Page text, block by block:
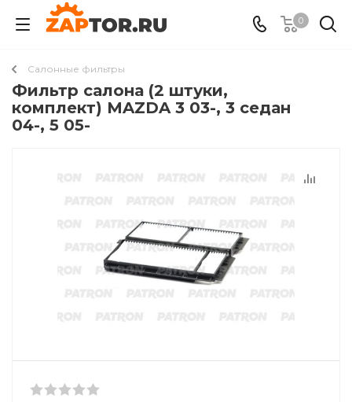
0
Салонные фильтры
Фильтр салона (2 штуки,
комплект) MAZDA 3 03-, 3 седан
04-, 5 05-